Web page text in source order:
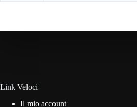
Link Veloci
Il mio account